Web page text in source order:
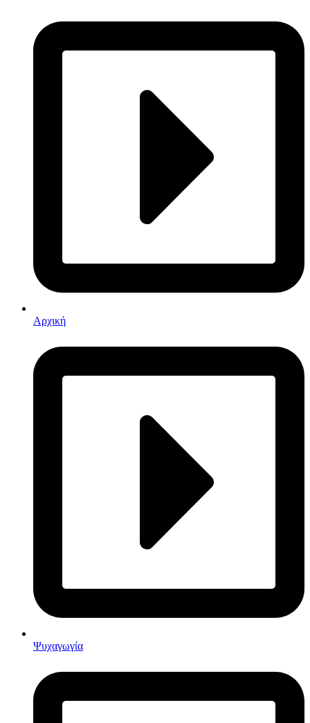
Αρχική
Ψυχαγωγία